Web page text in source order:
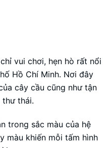
vui chơi, hẹn hò rất nổi
Hồ Chí Minh. Nơi đây
cây cầu cũng như tận
thư thái.
trong sắc màu của hệ
màu khiến mỗi tấm hình